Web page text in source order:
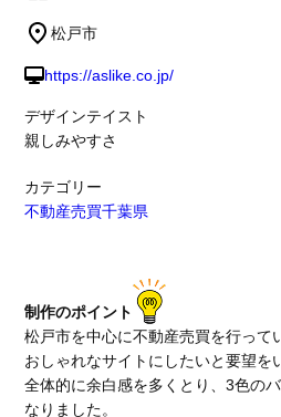
松戸市
https://aslike.co.jp/
デザインテイスト
親しみやすさ
カテゴリー
不動産売買千葉県
制作のポイント
松戸市を中心に不動産売買を行って
おしゃれなサイトにしたいと要望を
全体的に余白感を多くとり、3色の
なりました。